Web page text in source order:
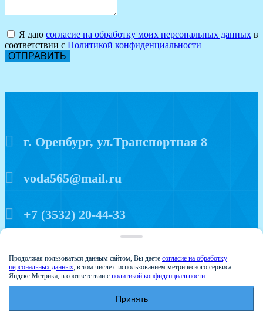
Я даю согласие на обработку моих персональных данных в
соответствии с Политикой конфиденциальности
ОТПРАВИТЬ
г. Оренбург, ул.Транспортная 8
voda565@mail.ru
+7 (3532) 20-44-33
Продолжая пользоваться данным сайтом, Вы даете согласие на обработку
персональных данных, в том числе с использованием метрического сервиса
Яндекс.Метрика, в соответствии с политикой конфиденциальности
Принять